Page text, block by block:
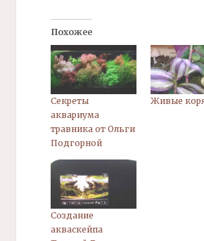
Похожее
Секреты
аквариума
травника от Ольги
Подгорной
Живые
Создание
акваскейпа